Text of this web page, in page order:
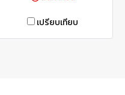
เปรียบเทียบ